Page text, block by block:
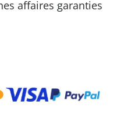
affaires garanties